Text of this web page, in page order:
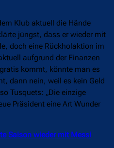
Klub aktuell die Hände
jüngst, dass er wieder mit
doch eine Rückholaktion im
aufgrund der Finanzen
kommt, könnte man es
dann nein, weil es kein Geld
Tusquets: „Die einzige
Präsident eine Art Wunder
Saison wieder mit Messi